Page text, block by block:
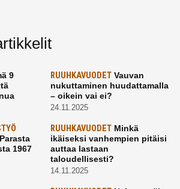
9
RUUHKAVUODETVauvan
nukuttaminen huudattamalla
– oikein vai ei?
24.11.2025
1967
RUUHKAVUODETMinkä
ikäiseksi vanhempien pitäisi
auttaa lastaan
taloudellisesti?
14.11.2025